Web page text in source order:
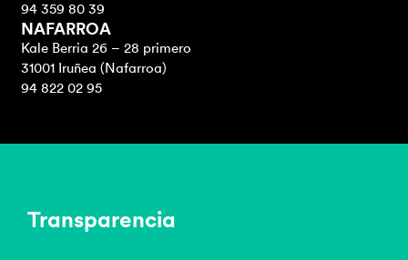
94 359 80 39
NAFARROA
Kale Berria 26 – 28 primero
31001 Iruñea (Nafarroa)
94 822 02 95
Transparencia